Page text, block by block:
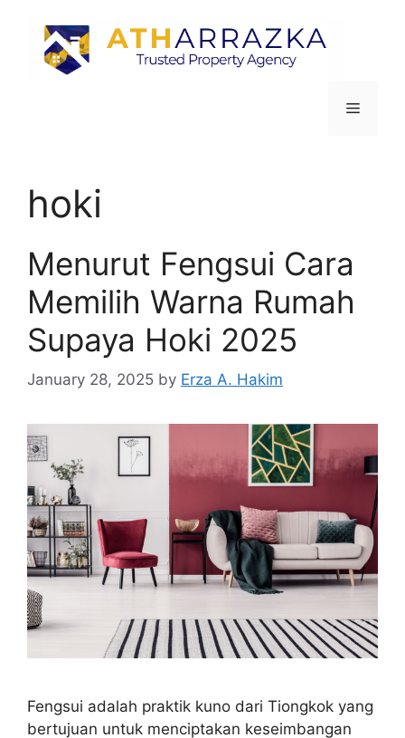
hoki
Menurut Fengsui Cara
Memilih Warna Rumah
Supaya Hoki 2025
January 28, 2025 by Erza A. Hakim
Fengsui adalah praktik kuno dari Tiongkok yang
bertujuan untuk menciptakan keseimbangan